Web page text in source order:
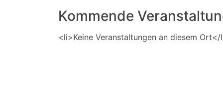
Kommende
<li>Keine Veranstaltungen an diesem Ort</